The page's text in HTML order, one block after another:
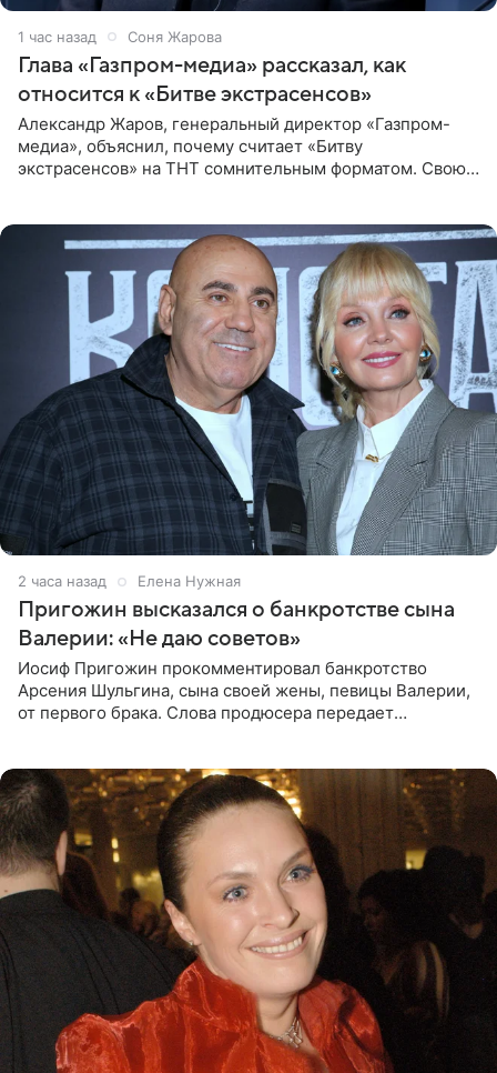
1 час назад Соня Жарова
Глава «Газпром-медиа» рассказал, как
относится к «Битве экстрасенсов»
Александр Жаров, генеральный директор «Газпром-
медиа», объяснил, почему считает «Битву
экстрасенсов» на ТНТ сомнительным форматом. Свою
2 часа назад Елена Нужная
Пригожин высказался о банкротстве сына
Валерии: «Не даю советов»
Иосиф Пригожин прокомментировал банкротство
Арсения Шульгина, сына своей жены, певицы Валерии,
от первого брака. Слова продюсера передает